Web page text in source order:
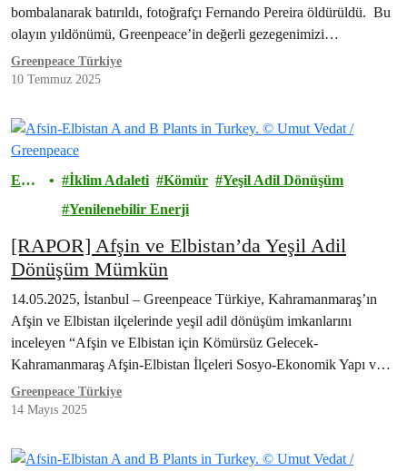
bombalanarak batırıldı, fotoğrafçı Fernando Pereira öldürüldü. Bu
olayın yıldönümü, Greenpeace’in değerli gezegenimizi
yağmalayan milyarderlerin…
Greenpeace Türkiye
10 Temmuz 2025
Ener
İklim Adaleti Kömür
Yeşil Adil Dönüşüm
Yenilenebilir Enerji
[RAPOR] Afşin ve Elbistan’da Yeşil Adil
Dönüşüm Mümkün
14.05.2025, İstanbul – Greenpeace Türkiye, Kahramanmaraş’ın
Afşin ve Elbistan ilçelerinde yeşil adil dönüşüm imkanlarını
inceleyen “Afşin ve Elbistan için Kömürsüz Gelecek-
Kahramanmaraş Afşin-Elbistan İlçeleri Sosyo-Ekonomik Yapı ve
Yeşil Adil Dönüşüm…
Greenpeace Türkiye
14 Mayıs 2025